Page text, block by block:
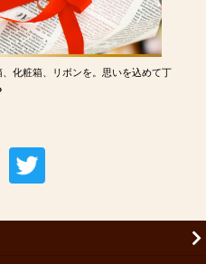
化粧箱、リボンを。思いを込めて丁